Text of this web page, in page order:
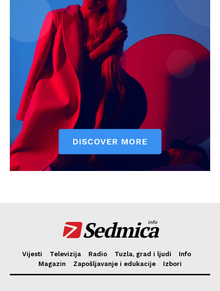
Impressum
Sedmica
info
Vijesti Televizija Radio Tuzla, grad i ljudi
Info
Magazin
Zapošljavanje i edukacije Izbori